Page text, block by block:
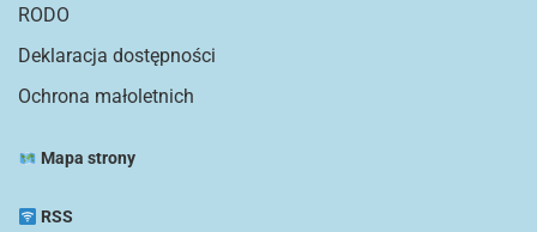
RODO
Deklaracja dostępności
Ochrona małoletnich
Mapa strony
RSS